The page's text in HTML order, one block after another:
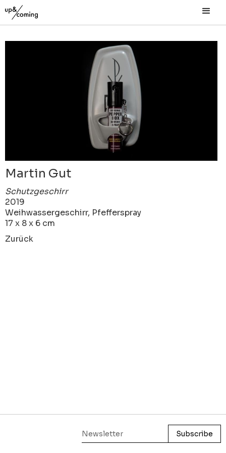
Martin Gut
Schutzgeschirr
2019
Weihwassergeschirr, Pfefferspray
17 x 8 x 6 cm
Zurück